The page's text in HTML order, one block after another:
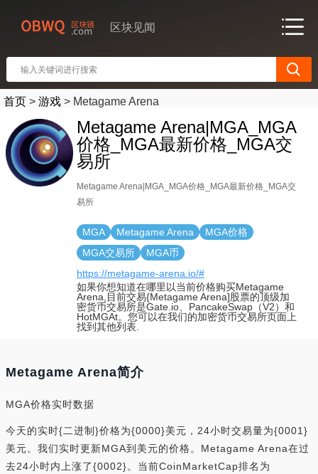
区块见闻
首页 > 游戏 > Metagame Arena
Metagame Arena|MGA_MGA
价格_MGA最新价格_MGA交
易所
Metagame Arena|MGA_MGA价格_MGA最新价格_MGA交
易所
MGA Metagame Arena
MGA价格
MGA交易所
MGA币
https://metagame-arena.io/#
如果你想知道在哪里以当前价格购买Metagame
Arena,目前交易{Metagame Arena]股票的顶级加
密货币交易所是Gate.io、PancakeSwap（V2）和
HotMGAt。您可以在我们的加密货币交易所页面上
找到其他列表.
Metagame Arena简介
MGA价格实时数据
今天的实时{二进制}价格为{0000}美元，24小时交易量为{0001}
美元。我们实时更新MGA到美元的价格。Metagame Arena在过
去24小时内上涨了{0002}。当前CoinMarketCap排名为